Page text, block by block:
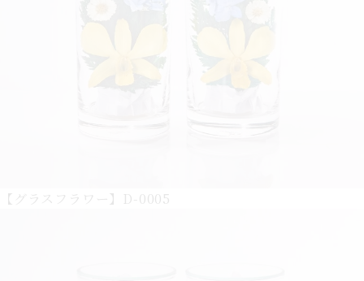
【グラスフラワー】D-0005